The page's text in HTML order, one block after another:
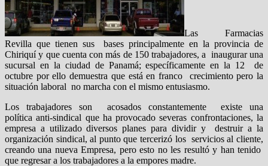
Las Farmacias
Revilla que tienen sus bases principalmente en la provincia de
Chiriquí y que cuenta con más de 150 trabajadores, a inaugurar una
sucursal en la ciudad de Panamá; específicamente en la 12 de
octubre por ello demuestra que está en franco crecimiento pero la
situación laboral no marcha con el mismo entusiasmo.
Los trabajadores son acosados constantemente existe una
política anti-sindical que ha provocado severas confrontaciones, la
empresa a utilizado diversos planes para dividir y destruir a la
organización sindical, al punto que tercerizó los servicios al cliente,
creando una nueva Empresa, pero esto no les resultó y han tenido
que regresar a los trabajadores a la empores madre.